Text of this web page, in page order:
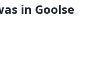
in Goolse